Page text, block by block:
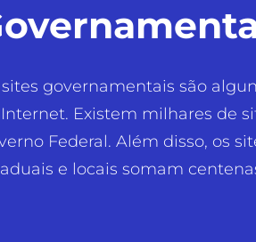
sites governamentais são
Existem milhares de
Federal. Além disso, os
e locais somam